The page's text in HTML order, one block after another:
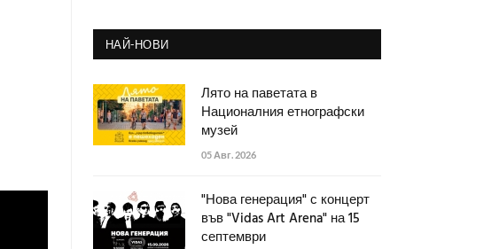
НАЙ-НОВИ
Лято на паветата в
Националния етнографски
музей
05 Авг. 2026
"Нова генерация" с концерт
във "Vidas Art Arena" на 15
септември